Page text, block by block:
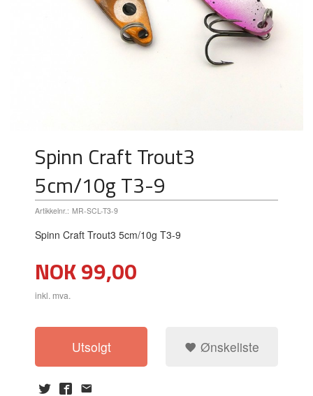
Spinn Craft Trout3
5cm/10g T3-9
Artikkelnr.: MR-SCL-T3-9
Spinn Craft Trout3 5cm/10g T3-9
Pris
NOK99,00
inkl. mva.
Utsolgt Ønskeliste